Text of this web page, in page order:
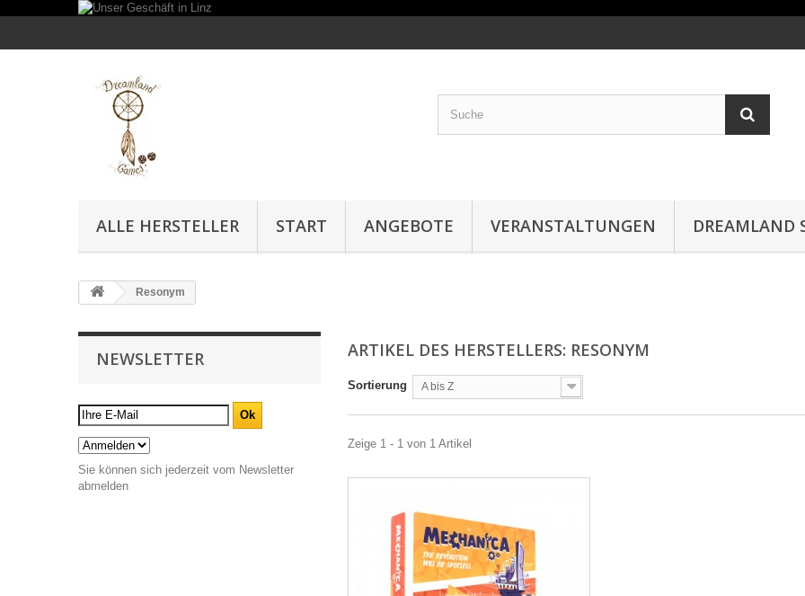
ALLE HERSTELLER START ANGEBOTE VERANSTALTUNGEN DREAMLAND
Resonym
NEWSLETTER
Sie können sich jederzeit vom Newsletter
abmelden
ARTIKEL DES HERSTELLERS: RESONYM
Sortierung A bis Z
Zeige 1 - 1 von 1 Artikel